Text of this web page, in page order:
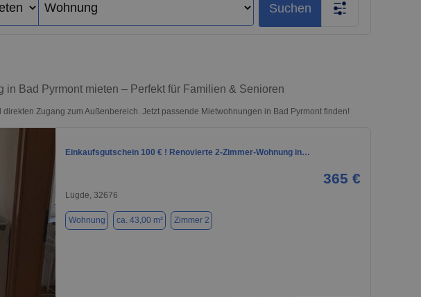
Suchen
in Bad Pyrmont mieten – Perfekt für Familien & Senioren
Zugang zum Außenbereich. Jetzt passende Mietwohnungen in Bad Pyrmont finden!
Einkaufsgutschein 100 € ! Renovierte 2-Zimmer-Wohnung in…
365 €
Lügde, 32676
Wohnung ca. 43,00 m² Zimmer 2